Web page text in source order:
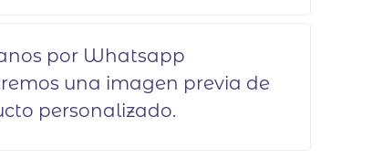
por Whatsapp
una imagen previa de
personalizado.